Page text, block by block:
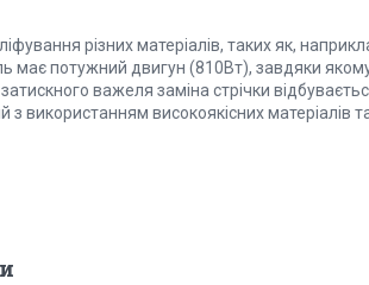
різних матеріалів, таких як,
має потужний двигун (810Вт), завдяки
важеля заміна стрічки
з використанням високоякісних матеріалів